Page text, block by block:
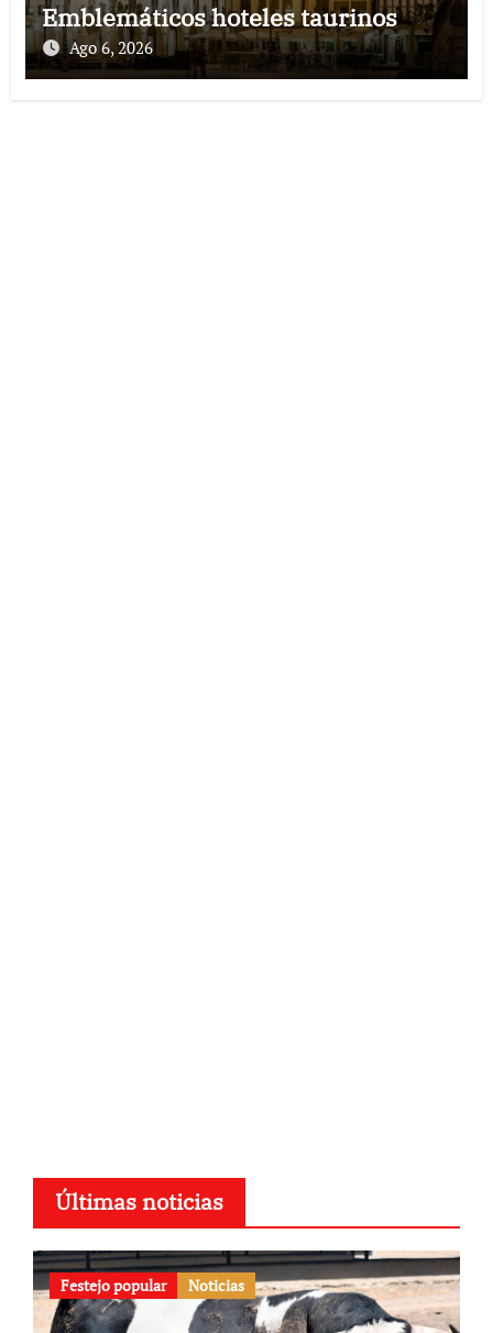
Emblemáticos hoteles taurinos
Ago 6, 2026
Últimas noticias
Festejo popular Noticias